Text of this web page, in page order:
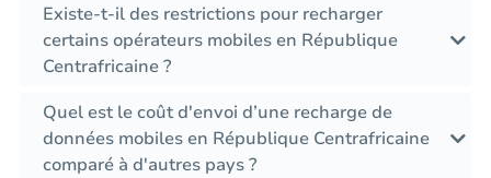
Existe-t-il des restrictions pour recharger
certains opérateurs mobiles en République
Centrafricaine ?
Quel est le coût d'envoi d’une recharge de
données mobiles en République Centrafricaine
comparé à d'autres pays ?